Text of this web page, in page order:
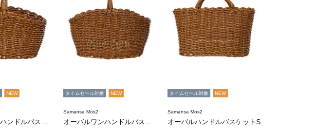
NEW タイムセール対象 NEW
Samansa Mos2
タイムセール対象 NEW
Samansa Mos2
オーバルハンドルバスケットS